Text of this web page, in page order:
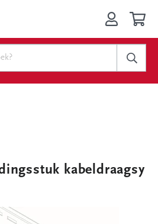
kabeldraagsy